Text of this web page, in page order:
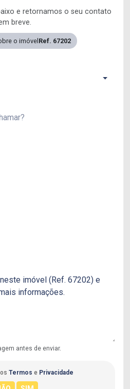
e retornamos o seu contato
breve.
o imóvel Ref. 67202
antes de enviar.
Termos e Privacidade